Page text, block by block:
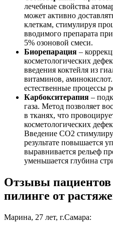
лечебные свойства
может активно
клеткам, стимулируя
вводимого препарата
5% озоновой смеси.
Биорепарация –
косметологических
введения коктейля из
витаминов,
естественные процессы
Карбокситерапия –
газа. Метод позволяет
в тканях, что
косметологических
Введение СО2
результате повышается
выравнивается рельеф
уменьшается глубина
Отзывы
пилинге от
Марина, 27 лет, г.Самара: